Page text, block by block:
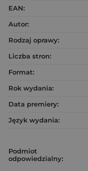
EAN:
Autor:
Rodzaj oprawy:
Liczba stron:
Format:
Rok wydania:
Data premiery:
Język wydania:
Podmiot
odpowiedzialny: